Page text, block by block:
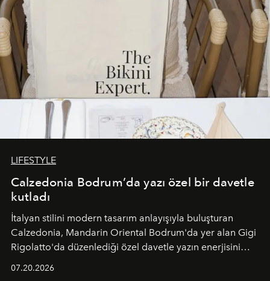
LIFESTYLE
Calzedonia Bodrum’da yazı özel bir davetle
kutladı
İtalyan stilini modern tasarım anlayışıyla buluşturan
Calzedonia, Mandarin Oriental Bodrum'da yer alan Gigi
Rigolatto'da düzenlediği özel davetle yazın enerjisini
07.20.2026